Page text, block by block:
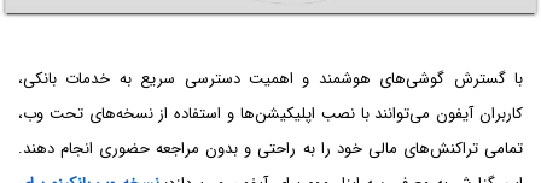
با گسترش گوشی‌های هوشمند و اهمیت دسترسی سریع به خدمات بانکی،
کاربران آیفون می‌توانند با نصب اپلیکیشن‌ها و استفاده از نسخه‌های تحت وب،
تمامی تراکنش‌های مالی خود را به راحتی و بدون مراجعه حضوری انجام دهند.